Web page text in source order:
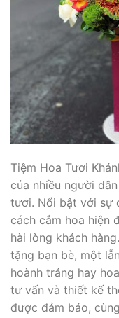
Tiệm Hoa Tươi
của nhiều người
tươi. Nổi bật với sự
cách cắm hoa hiện
hài lòng khách
tặng bạn bè, một
hoành tráng hay
tư vấn và thiết kế
được đảm bảo,